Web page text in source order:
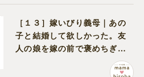
［１３］嫁いびり義母｜あの
子と結婚して欲しかった。友
人の娘を嫁の前で褒めちぎる